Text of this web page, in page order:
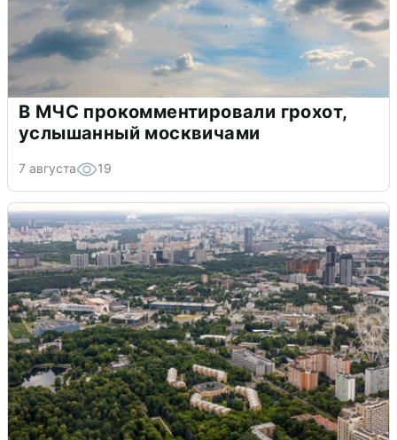
В МЧС прокомментировали грохот,
услышанный москвичами
7 августа 19